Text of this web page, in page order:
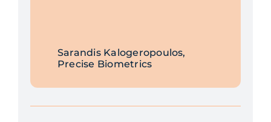
Sarandis Kalogeropoulos,
Precise Biometrics